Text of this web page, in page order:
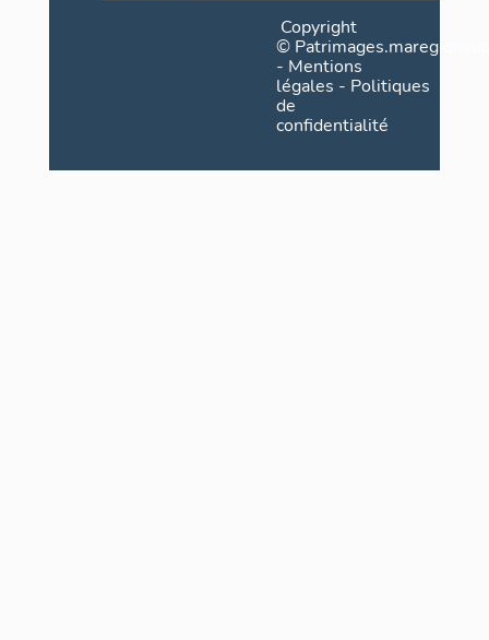
Copyright
©
- Mentions
légales - Politiques
de
confidentialité